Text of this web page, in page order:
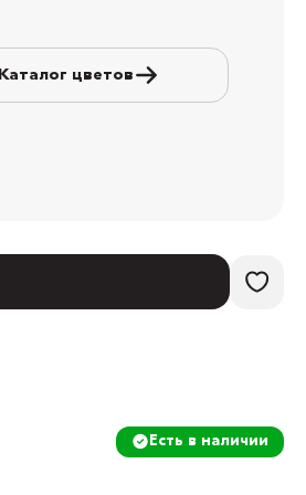
Каталог цветов
Есть в наличии